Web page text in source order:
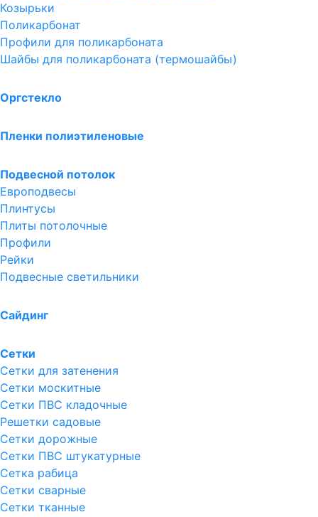
Козырьки
Поликарбонат
Профили для поликарбоната
Шайбы для поликарбоната (термошайбы)
Оргстекло
Пленки полиэтиленовые
Подвесной потолок
Европодвесы
Плинтусы
Плиты потолочные
Профили
Рейки
Подвесные светильники
Сайдинг
Сетки
Сетки для затенения
Сетки москитные
Сетки ПВС кладочные
Решетки садовые
Сетки дорожные
Сетки ПВС штукатурные
Сетка рабица
Сетки сварные
Сетки тканные